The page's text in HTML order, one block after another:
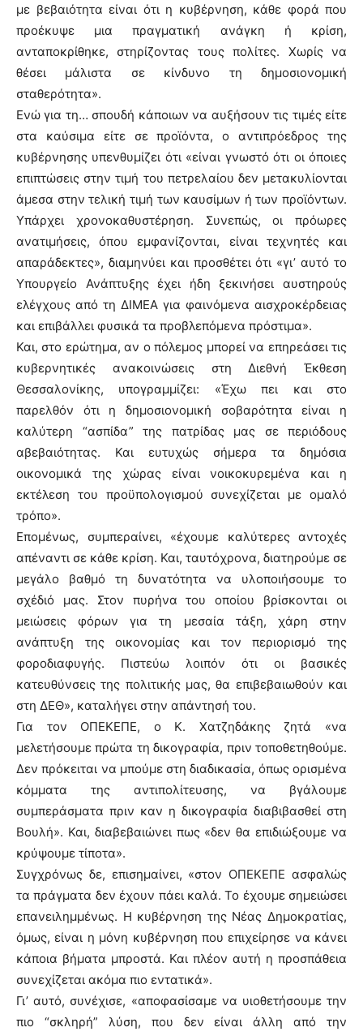
με βεβαιότητα είναι ότι η κυβέρνηση, κάθε φορά που
προέκυψε μια πραγματική ανάγκη ή κρίση,
ανταποκρίθηκε, στηρίζοντας τους πολίτες. Χωρίς να
θέσει μάλιστα σε κίνδυνο τη δημοσιονομική
σταθερότητα».
Ενώ για τη… σπουδή κάποιων να αυξήσουν τις τιμές είτε
στα καύσιμα είτε σε προϊόντα, ο αντιπρόεδρος της
κυβέρνησης υπενθυμίζει ότι «είναι γνωστό ότι οι όποιες
επιπτώσεις στην τιμή του πετρελαίου δεν μετακυλίονται
άμεσα στην τελική τιμή των καυσίμων ή των προϊόντων.
Υπάρχει χρονοκαθυστέρηση. Συνεπώς, οι πρόωρες
ανατιμήσεις, όπου εμφανίζονται, είναι τεχνητές και
απαράδεκτες», διαμηνύει και προσθέτει ότι «γι’ αυτό το
Υπουργείο Ανάπτυξης έχει ήδη ξεκινήσει αυστηρούς
ελέγχους από τη ΔΙΜΕΑ για φαινόμενα αισχροκέρδειας
και επιβάλλει φυσικά τα προβλεπόμενα πρόστιμα».
Και, στο ερώτημα, αν ο πόλεμος μπορεί να επηρεάσει τις
κυβερνητικές ανακοινώσεις στη Διεθνή Έκθεση
Θεσσαλονίκης, υπογραμμίζει: «Έχω πει και στο
παρελθόν ότι η δημοσιονομική σοβαρότητα είναι η
καλύτερη “ασπίδα” της πατρίδας μας σε περιόδους
αβεβαιότητας. Και ευτυχώς σήμερα τα δημόσια
οικονομικά της χώρας είναι νοικοκυρεμένα και η
εκτέλεση του προϋπολογισμού συνεχίζεται με ομαλό
τρόπο».
Επομένως, συμπεραίνει, «έχουμε καλύτερες αντοχές
απέναντι σε κάθε κρίση. Και, ταυτόχρονα, διατηρούμε σε
μεγάλο βαθμό τη δυνατότητα να υλοποιήσουμε το
σχέδιό μας. Στον πυρήνα του οποίου βρίσκονται οι
μειώσεις φόρων για τη μεσαία τάξη, χάρη στην
ανάπτυξη της οικονομίας και τον περιορισμό της
φοροδιαφυγής. Πιστεύω λοιπόν ότι οι βασικές
κατευθύνσεις της πολιτικής μας, θα επιβεβαιωθούν και
στη ΔΕΘ», καταλήγει στην απάντησή του.
Για τον ΟΠΕΚΕΠΕ, ο Κ. Χατζηδάκης ζητά «να
μελετήσουμε πρώτα τη δικογραφία, πριν τοποθετηθούμε.
Δεν πρόκειται να μπούμε στη διαδικασία, όπως ορισμένα
κόμματα της αντιπολίτευσης, να βγάλουμε
συμπεράσματα πριν καν η δικογραφία διαβιβασθεί στη
Βουλή». Και, διαβεβαιώνει πως «δεν θα επιδιώξουμε να
κρύψουμε τίποτα».
Συγχρόνως δε, επισημαίνει, «στον ΟΠΕΚΕΠΕ ασφαλώς
τα πράγματα δεν έχουν πάει καλά. Το έχουμε σημειώσει
επανειλημμένως. Η κυβέρνηση της Νέας Δημοκρατίας,
όμως, είναι η μόνη κυβέρνηση που επιχείρησε να κάνει
κάποια βήματα μπροστά. Και πλέον αυτή η προσπάθεια
συνεχίζεται ακόμα πιο εντατικά».
Γι’ αυτό, συνέχισε, «αποφασίσαμε να υιοθετήσουμε την
πιο “σκληρή” λύση, που δεν είναι άλλη από την